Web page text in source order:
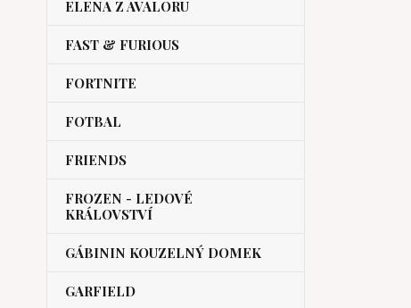
ELENA Z AVALORU
FAST & FURIOUS
FORTNITE
FOTBAL
FRIENDS
FROZEN - LEDOVÉ
KRÁLOVSTVÍ
GÁBININ KOUZELNÝ DOMEK
GARFIELD